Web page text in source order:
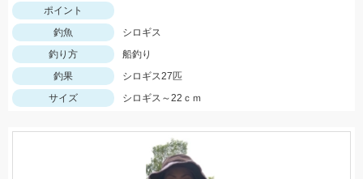
ポイント
釣魚
シロギス
釣り方
船釣り
釣果
シロギス27匹
サイズ
シロギス～22ｃｍ